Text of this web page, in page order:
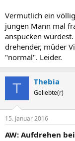
Vermutlich ein
jungen Mann mal
anspucken
drehender, müder
"normal". Leider.
T Thebia
Geliebte(r)
15. Januar 2016
AW: Aufdrehen